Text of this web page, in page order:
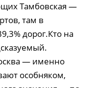
Тамбовская —
там в
дорог.Кто на
— именно
особняком,